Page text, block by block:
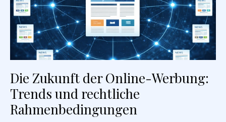
Die Zukunft der Online-Werbung:
Trends und rechtliche
Rahmenbedingungen